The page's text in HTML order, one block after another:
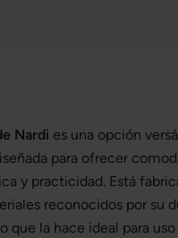
Nardi es una opción
para ofrecer
y practicidad. Está
reconocidos por su
que la hace ideal para